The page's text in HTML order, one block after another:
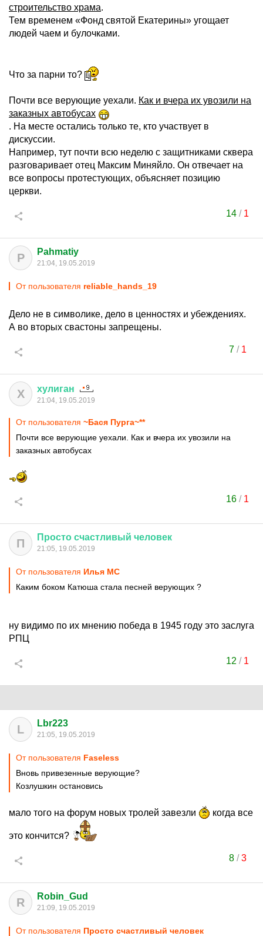
строительство храма.
Тем временем «Фонд святой Екатерины» угощает
людей чаем и булочками.
Что за парни то?
Почти все верующие уехали. Как и вчера их увозили на
заказных автобусах
. На месте остались только те, кто участвует в
дискуссии.
Например, тут почти всю неделю с защитниками сквера
разговаривает отец Максим Миняйло. Он отвечает на
все вопросы протестующих, объясняет позицию
церкви.
14 / 1
P Pahmatiy
21:04, 19.05.2019
От пользователя reliable_hands_19
Дело не в символике, дело в ценностях и убеждениях.
А во вторых свастоны запрещены.
7/ 1
Х хулиган
21:04, 19.05.2019
От пользователя ~Бася Пурга~**
Почти все верующие уехали. Как и вчера их увозили на
заказных автобусах
16 / 1
П Просто счастливый человек
21:05, 19.05.2019
От пользователя Илья MC
Каким боком Катюша стала песней верующих ?
ну видимо по их мнению победа в 1945 году это заслуга
РПЦ
12 / 1
L Lbr223
21:05, 19.05.2019
От пользователя Faseless
Вновь привезенные верующие?
Козлушкин остановись
мало того на форум новых тролей завезли когда все
это кончится?
8/3
R Robin_Gud
21:09, 19.05.2019
От пользователя Просто счастливый человек